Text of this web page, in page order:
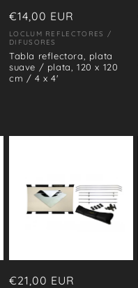
Precio
habitual
€14,00 EUR
Proveedor:
LOCLUM REFLECTORES /
DIFUSORES
Tabla reflectora, plata
suave / plata, 120 x 120
cm / 4 x 4'
Precio
€21,00 EUR